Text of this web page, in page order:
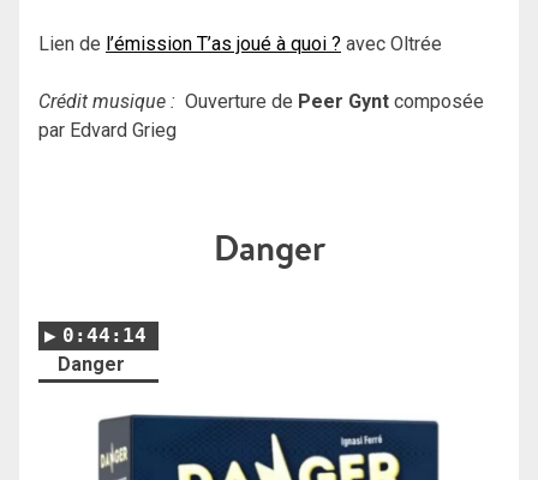
Lien de l’émission T’as joué à quoi ? avec Oltrée
Crédit musique : Ouverture de Peer Gynt composée
par Edvard Grieg
Danger
0:44:14
Danger